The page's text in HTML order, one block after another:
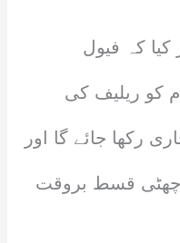
کہ فیول
کو ریلیف کی
رکھا جائے گا اور
چھٹی قسط بروقت